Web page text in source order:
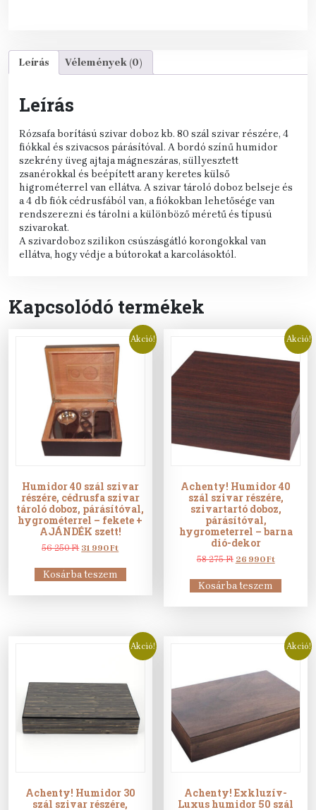
Leírás Vélemények (0)
Leírás
Rózsafa borítású szivar doboz kb. 80 szál szivar részére, 4
fiókkal és szivacsos párásítóval. A bordó színű humidor
szekrény üveg ajtaja mágneszáras, süllyesztett
zsanérokkal és beépített arany keretes külső
higrométerrel van ellátva. A szivar tároló doboz belseje és
a 4 db fiók cédrusfából van, a fiókokban lehetősége van
rendszerezni és tárolni a különböző méretű és típusú
szivarokat.
A szivardoboz szilikon csúszásgátló korongokkal van
ellátva, hogy védje a bútorokat a karcolásoktól.
Kapcsolódó termékek
Akció!
Humidor 40 szál szivar
részére, cédrusfa szivar
tároló doboz, párásítóval,
hygrométerrel – fekete +
AJÁNDÉK szett!
56 250Ft Original
was:
56
31 990FtCurrent
is:
31
Kosárba teszem
Akció!
Achenty! Humidor 40
szál szivar részére,
szivartartó doboz,
párásítóval,
hygrometerrel – barna
dió-dekor
58 275Ft Original
was:
58
26 990FtCurrent
is:
26
Kosárba teszem
Akció!
Achenty! Humidor 30
szál szivar részére,
Akció!
Achenty! Exkluzív-
Luxus humidor 50 szál